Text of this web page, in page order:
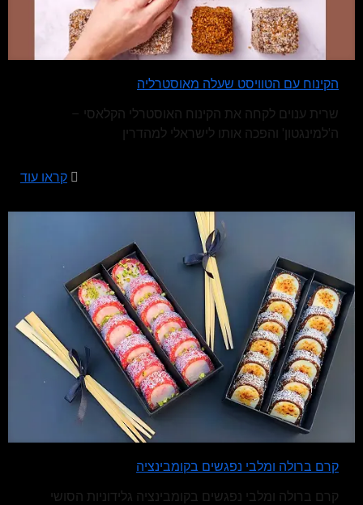
הקינוח עם הטוויסט שעלה מאוסטרליה
שרית ענוים לקחה את הקינוח האוסטרלי הקלאסי –
ה'למינגטון' והפכה אותו לישראלי למהדרין
קראו עוד
קרם ברולה ומלבי נפגשים בקומבינציה
קרם ברולה ומלבי נפגשים בקומבינציה גלידוניות הסושי